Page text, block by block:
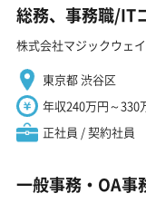
総務、事務職/IT
株式会社マジックウェイ
東京都 渋谷区
年収240万円～330
正社員 / 契約社員
一般事務・OA事